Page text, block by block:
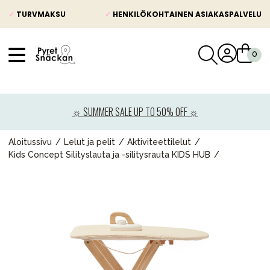
✓ TURVMAKSU ✓ HENKILÖKOHTAINEN ASIAKASPALVELU
☼ SUMMER SALE UP TO 50% OFF ☼
Aloitussivu Lelut ja pelit
Aktiviteettilelut
Kids Concept Silityslauta ja -silitysrauta KIDS HUB
Lastenvaunut
Lasten turvaistuimet
Lelut ja pelit
Äiti & Isä
Huonekalut & vuodevaatteet